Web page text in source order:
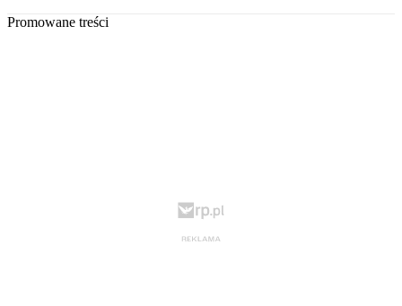
Promowane treści